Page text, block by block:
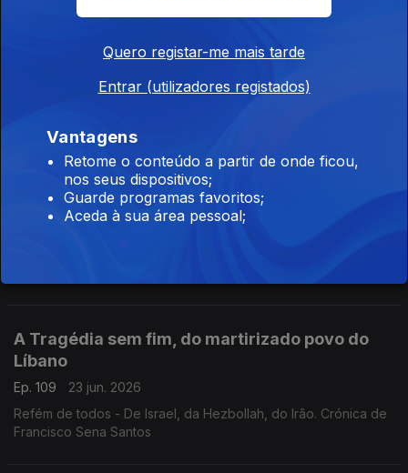
É tempo de primárias nos Estados Unidos
25 jun. 2026
democratas. Crónica de Francisco Sena Santos
Israel mantem Gaza como território interdito
A Tragédia sem fim, do martirizado povo do
Líbano
Ep. 109
23 jun. 2026
Refém de todos - De Israel, da Hezbollah, do Irão. Crónica de
Francisco Sena Santos
Quero registar-me mais tarde
Entrar (utilizadores registados)
Vantagens
Retome o conteúdo a partir de onde ficou,
nos seus dispositivos;
Guarde programas favoritos;
Aceda à sua área pessoal;